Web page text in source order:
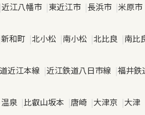
近江八幡市 東近江市 長浜市 米原市
新和町 北小松 南小松 北比良 南比
近江本線 近江鉄道八日市線 福井鉄
泉 比叡山坂本 唐崎 大津京 大津